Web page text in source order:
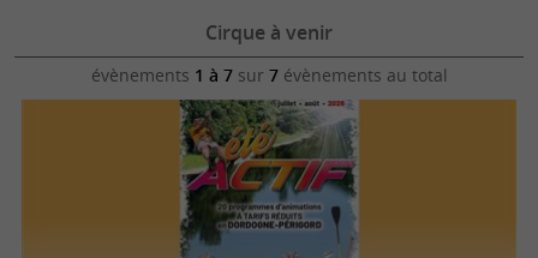
Cirque à venir
évènements 1 à 7sur 7évènements au total